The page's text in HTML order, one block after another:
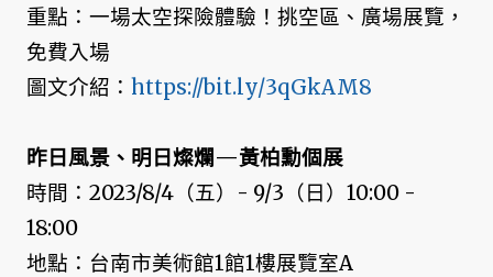
重點：一場太空探險體驗！挑空區、廣場展覽，
免費入場
圖文介紹： https://bit.ly/3qGkAM8
昨日風景、明日燦爛—黃柏勳個展
時間：2023/8/4（五）- 9/3（日）10:00 -
18:00
地點：台南市美術館1館1樓展覽室A